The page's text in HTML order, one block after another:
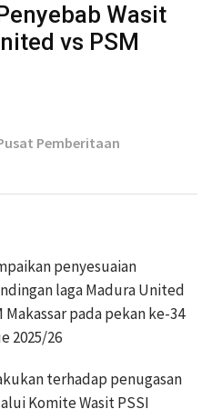
Wasit
vs PSM
Pemberitaan
penyesuaian
laga Madura United
Makassar pada pekan ke-34
2025/26
terhadap penugasan
Komite Wasit PSSI